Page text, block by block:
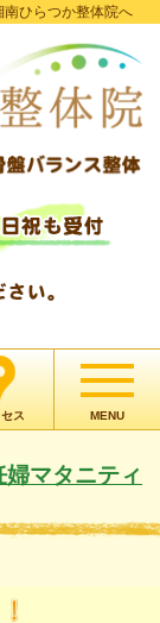
ひらつか整体院へ
ス MENU
婦マタニティ